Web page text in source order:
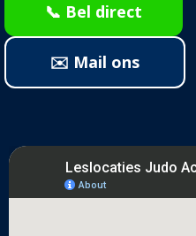
📞 Bel direct
✉️ Mail ons